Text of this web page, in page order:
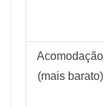
Acomodação
(mais barato)